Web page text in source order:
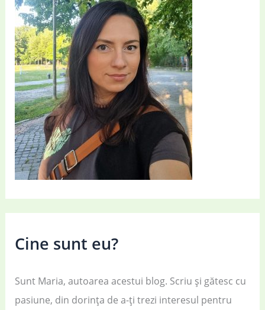
Cine sunt eu?
Sunt Maria, autoarea acestui blog. Scriu și gătesc cu
pasiune, din dorința de a-ți trezi interesul pentru